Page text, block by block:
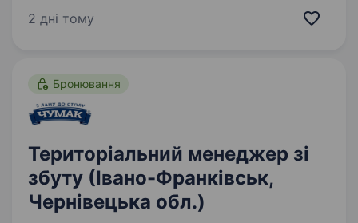
Франківську та офісом, а незабаром і
2 дні тому
Бронювання
Територіальний менеджер зі
збуту (Івано-Франківськ,
Чернівецька обл.)